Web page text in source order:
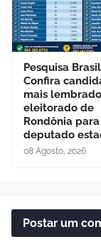
Pesquisa
Confira
mais
eleitorado de
Rondônia para
deputado
08 Agosto, 2026
Postar um